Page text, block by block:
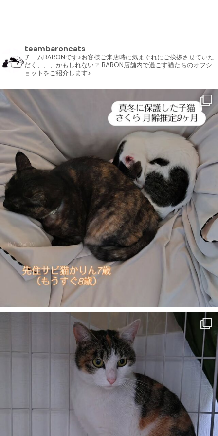
teambaroncats
チームBARONです♪お客様ご来店時に気まぐれにご挨拶させていた
だく、、、かもしれない？ BARON店舗内で過ごす猫たちのオフシ
ョットをご紹介します♪